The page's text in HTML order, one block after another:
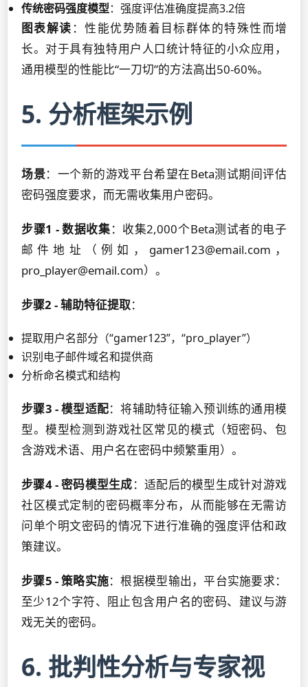
传统密码强度模型：强度评估准确度提高3.2倍
图表解读 ：性能优势随着目标群体的特殊性而增
长。对于具有独特用户人口统计特征的小众应用，
通用模型的性能比“一刀切”的方法高出50-60%。
5. 分析框架示例
场景：一个新的游戏平台希望在Beta测试期间评估
密码强度要求，而无需收集用户密码。
步骤1 - 数据收集：收集2,000个Beta测试者的电子
邮件地址（例如，gamer123@email.com，
pro_player@email.com）。
步骤2 - 辅助特征提取：
提取用户名部分（“gamer123”，“pro_player”）
识别电子邮件域名和提供商
分析命名模式和结构
步骤3 - 模型适配：将辅助特征输入预训练的通用模
型。模型检测到游戏社区常见的模式（短密码、包
含游戏术语、用户名在密码中频繁重用）。
步骤4 - 密码模型生成：适配后的模型生成针对游戏
社区模式定制的密码概率分布，从而能够在无需访
问单个明文密码的情况下进行准确的强度评估和政
策建议。
步骤5 - 策略实施：根据模型输出，平台实施要求：
至少12个字符、阻止包含用户名的密码、建议与游
戏无关的密码。
6. 批判性分析与专家视